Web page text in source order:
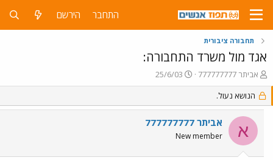
התחבר הירשם
תחבורה ציבורית
אגד מול משרד התחבורה:
פ
ו
ת
ח
נ
אביתר 777777777
פ
ו
ס
ם
ב
ת
25/6/03
הנושא נעול.
א אביתר 777777777
New member